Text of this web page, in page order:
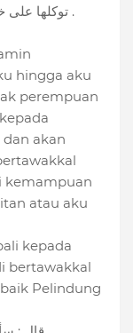
توكلها على خالقها جل وعلا فإنه نعم المولى ونعم النصير .
hingga aku
perempuan
akan
kemampuan
atau aku
kepada
bertawakkal
Pelindung